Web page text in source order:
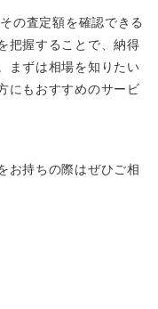
の査定額を確認できる
把握することで、納得
まずは相場を知りたい
にもおすすめのサービ
お持ちの際はぜひご相